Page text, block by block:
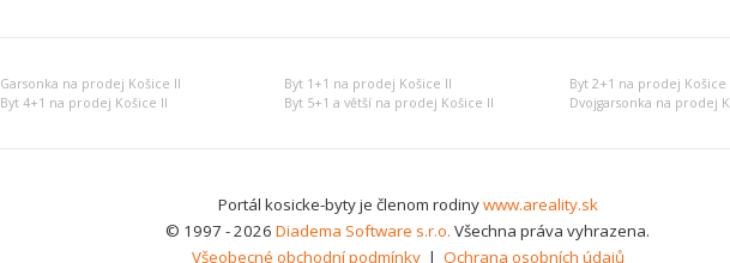
Garsonka na prodej Košice II Byt 1+1 na prodej Košice II Byt 2+1 na prodej Košice
Byt 4+1 na prodej Košice II
Byt 5+1 a větší na prodej Košice II Dvojgarsonka na prodej
Portál kosicke-byty je členom rodinywww.areality.sk
© 1997 - 2026 Diadema Software s.r.o. Všechna práva vyhrazena.
Všeobecné obchodní podmínky | Ochrana osobních údajů